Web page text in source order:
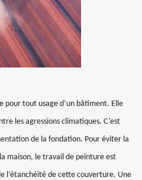
pour tout usage d’un bâtiment. Elle
les agressions climatiques. C’est
de la fondation. Pour éviter la
maison, le travail de peinture est
l’étanchéité de cette couverture. Une